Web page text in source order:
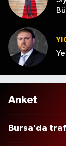
Anket
Bursa'da